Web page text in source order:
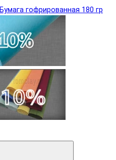
Бумага гофрированная 180 гр